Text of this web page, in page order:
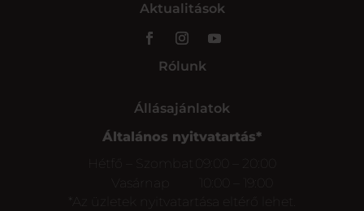
Aktualitások
Rólunk
Állásajánlatok
Általános nyitvatartás*
Hétfő – Szombat
09:00 – 20:00
Vasárnap
*Az üzletek nyitvatartása eltérő lehet.